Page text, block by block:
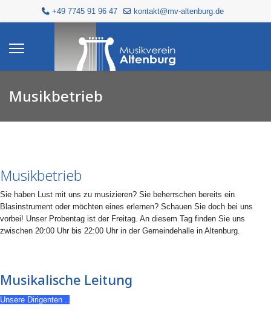
+49 7745 91 96 47 kontakt@mv-altenburg.de
Musikbetrieb
Musikbetrieb
Sie haben Lust mit uns zu musizieren? Sie beherrschen bereits ein
Blasinstrument oder möchten eines erlernen? Schauen Sie doch bei uns
vorbei! Unser Probentag ist der Freitag. An diesem Tag finden Sie uns
zwischen 20:00 Uhr bis 22:00 Uhr in der Gemeindehalle in Altenburg.
Musikalische Leitung
Unsere Dirigenten ..